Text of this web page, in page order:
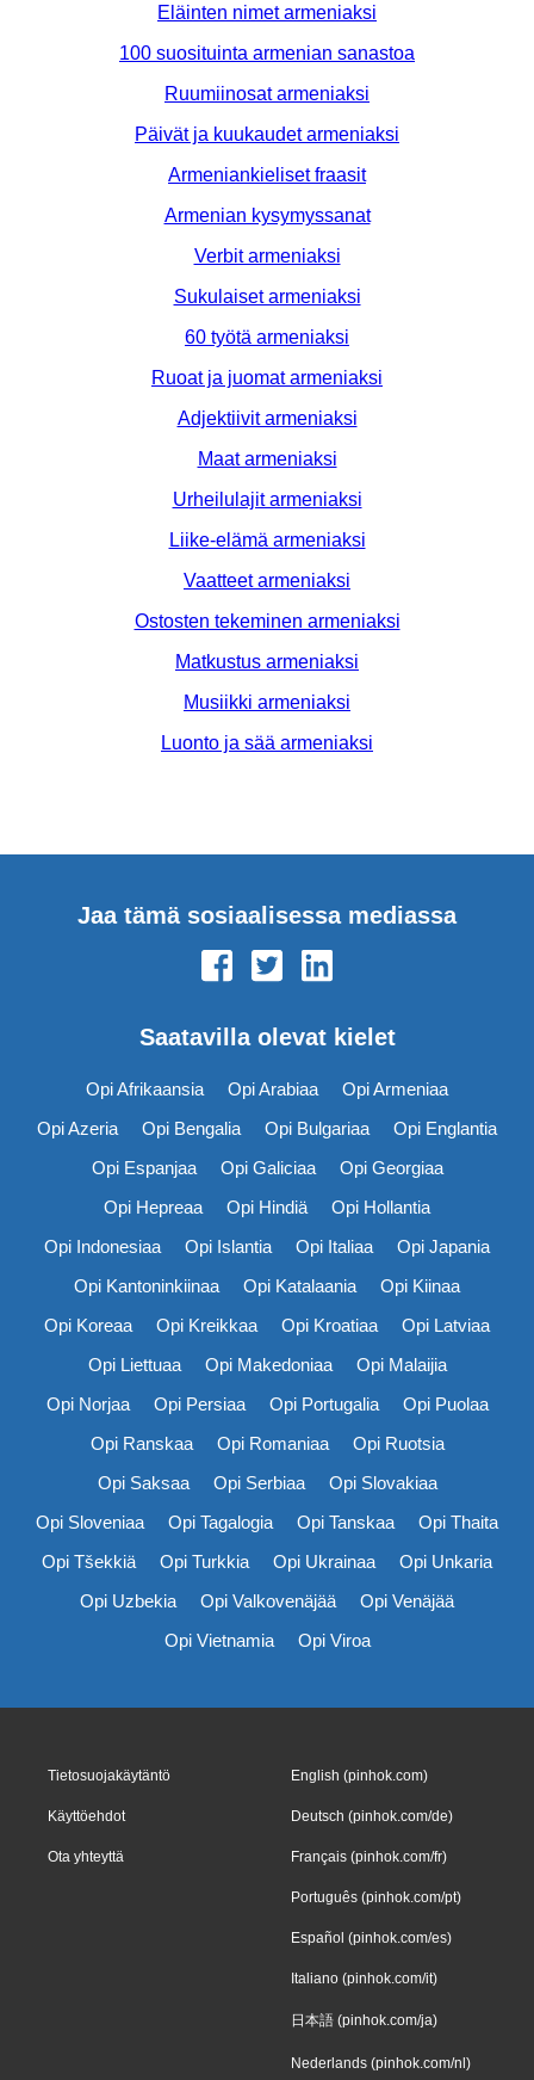
Eläinten nimet armeniaksi
100 suosituinta armenian sanastoa
Ruumiinosat armeniaksi
Päivät ja kuukaudet armeniaksi
Armeniankieliset fraasit
Armenian kysymyssanat
Verbit armeniaksi
Sukulaiset armeniaksi
60 työtä armeniaksi
Ruoat ja juomat armeniaksi
Adjektiivit armeniaksi
Maat armeniaksi
Urheilulajit armeniaksi
Liike-elämä armeniaksi
Vaatteet armeniaksi
Ostosten tekeminen armeniaksi
Matkustus armeniaksi
Musiikki armeniaksi
Luonto ja sää armeniaksi
Jaa tämä sosiaalisessa mediassa
Saatavilla olevat kielet
Opi Afrikaansia Opi Arabiaa
Opi Armeniaa
Opi Azeria
Opi Bengalia Opi Bulgariaa
Opi Englantia
Opi Espanjaa
Opi Galiciaa
Opi Georgiaa
Opi Hepreaa
Opi Hindiä
Opi Hollantia
Opi Indonesiaa
Opi Islantia Opi Italiaa
Opi Japania
Opi Kantoninkiinaa
Opi Katalaania
Opi Kiinaa
Opi Koreaa
Opi Kreikkaa Opi Kroatiaa
Opi Latviaa
Opi Liettuaa
Opi Makedoniaa
Opi Malaijia
Opi Norjaa
Opi Persiaa Opi Portugalia
Opi Puolaa
Opi Ranskaa
Opi Romaniaa
Opi Ruotsia
Opi Saksaa
Opi Serbiaa
Opi Slovakiaa
Opi Sloveniaa
Opi Tagalogia Opi Tanskaa
Opi Thaita
Opi Tšekkiä
Opi Turkkia Opi Ukrainaa
Opi Unkaria
Opi Uzbekia
Opi Valkovenäjää
Opi Venäjää
Opi Vietnamia
Opi Viroa
Tietosuojakäytäntö
Käyttöehdot
Ota yhteyttä
English (pinhok.com)
Deutsch (pinhok.com/de)
Français (pinhok.com/fr)
Português (pinhok.com/pt)
Español (pinhok.com/es)
Italiano (pinhok.com/it)
日本語 (pinhok.com/ja)
Nederlands (pinhok.com/nl)